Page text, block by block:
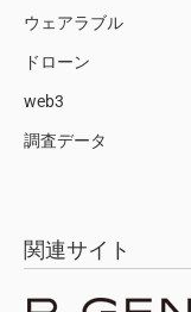
ウェアラブル
ドローン
web3
調査データ
関連サイト